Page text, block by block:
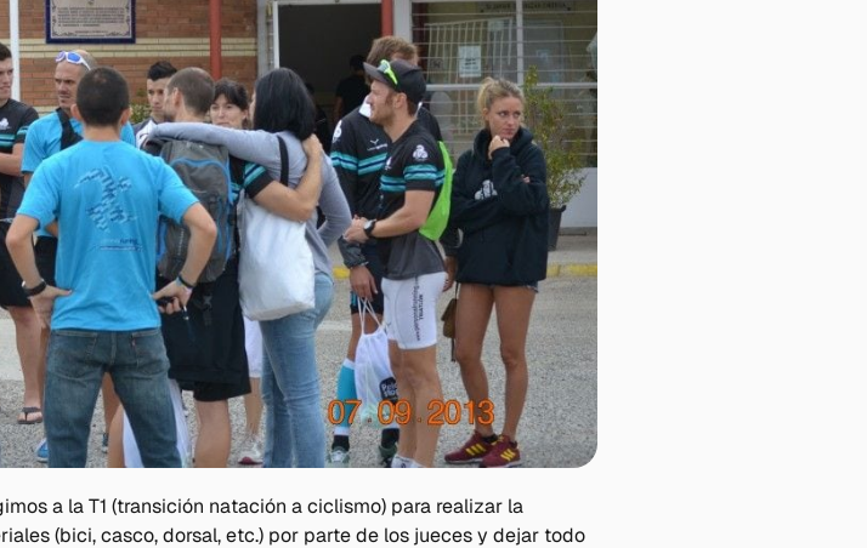
a la T1 (transición natación a ciclismo) para realizar la
(bici, casco, dorsal, etc.) por parte de los jueces y dejar todo